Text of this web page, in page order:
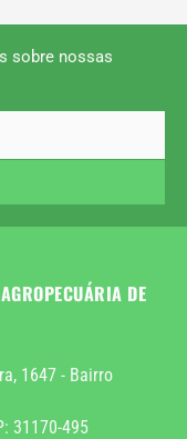
sobre nossas
DE
1647 - Bairro
31170-495